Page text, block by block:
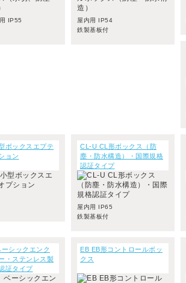
IP55
屋内用 IP54
鉄製基板付
ボックスエプテ
ョン
CL-U CL形ボックス（防
塵・防水構造）・国際規格
認証タイプ
屋内用 IP65
鉄製基板付
シックエンク
・ステンレス製
証タイプ
EB EB形コントロールボッ
クス